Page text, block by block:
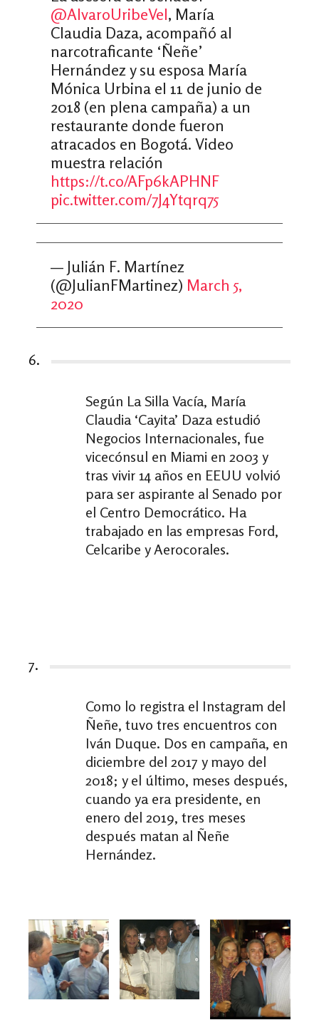
@AlvaroUribeVel, María
Claudia Daza, acompañó al
narcotraficante ‘Ñeñe’
Hernández y su esposa María
Mónica Urbina el 11 de junio de
2018 (en plena campaña) a un
restaurante donde fueron
atracados en Bogotá. Video
muestra relación
https://t.co/AFp6kAPHNF
pic.twitter.com/7J4Ytqrq75
— Julián F. Martínez
(@JulianFMartinez) March 5,
2020
6.
Según La Silla Vacía, María
Claudia ‘Cayita’ Daza estudió
Negocios Internacionales, fue
vicecónsul en Miami en 2003 y
tras vivir 14 años en EEUU volvió
para ser aspirante al Senado por
el Centro Democrático. Ha
trabajado en las empresas Ford,
Celcaribe y Aerocorales.
7.
Como lo registra el Instagram del
Ñeñe, tuvo tres encuentros con
Iván Duque. Dos en campaña, en
diciembre del 2017 y mayo del
2018; y el último, meses después,
cuando ya era presidente, en
enero del 2019, tres meses
después matan al Ñeñe
Hernández.